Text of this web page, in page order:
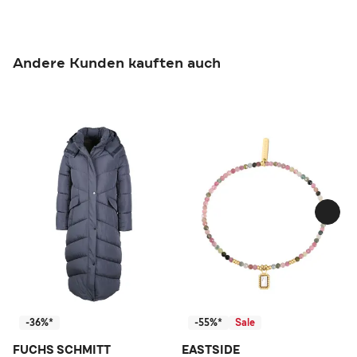
Andere Kunden kauften auch
-36%*
FUCHS SCHMITT
-55%* Sale
EASTSIDE